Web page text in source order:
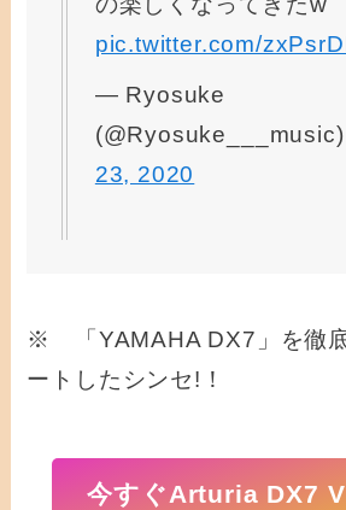
pic.twitter.com/
— Ryosuke
(@Ryosuke___music)
23, 2020
※ 「YAMAHA DX7」を徹
ートしたシンセ!！
今すぐArturia DX7